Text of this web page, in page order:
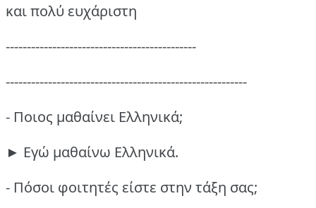
και πολύ ευχάριστη
---------------------------------------------
---------------------------------------------------------
- Ποιος μαθαίνει Ελληνικά;
► Εγώ μαθαίνω Ελληνικά.
- Πόσοι φοιτητές είστε στην τάξη σας;